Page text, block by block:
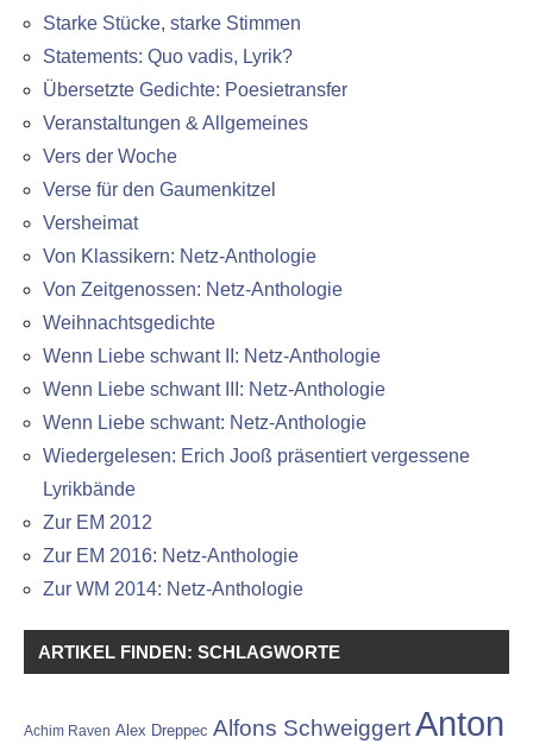
Starke Stücke, starke Stimmen
Statements: Quo vadis, Lyrik?
Übersetzte Gedichte: Poesietransfer
Veranstaltungen & Allgemeines
Vers der Woche
Verse für den Gaumenkitzel
Versheimat
Von Klassikern: Netz-Anthologie
Von Zeitgenossen: Netz-Anthologie
Weihnachtsgedichte
Wenn Liebe schwant II: Netz-Anthologie
Wenn Liebe schwant III: Netz-Anthologie
Wenn Liebe schwant: Netz-Anthologie
Wiedergelesen: Erich Jooß präsentiert vergessene
Lyrikbände
Zur EM 2012
Zur EM 2016: Netz-Anthologie
Zur WM 2014: Netz-Anthologie
ARTIKEL FINDEN: SCHLAGWORTE
Achim Raven Alex Dreppec Alfons SchweiggertAnton